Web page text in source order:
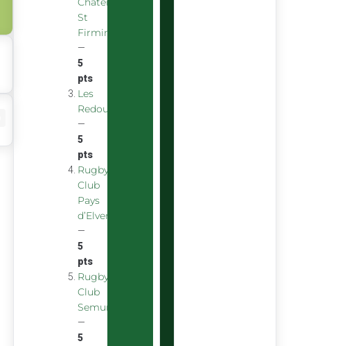
St
Firmin
—
5
pts
Les
Redoubstables
—
5
pts
Rugby
Club
Pays
d’Elven
—
5
pts
Rugby
Club
Semurois
—
5